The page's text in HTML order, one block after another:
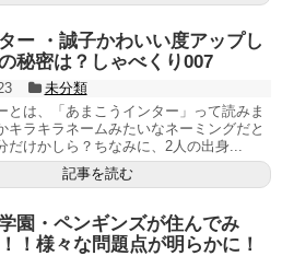
ー ・誠子かわいい度アップし
秘密は？しゃべくり007
未分類
とは、「あまこうインター」って読みま
キラキラネームみたいなネーミングだと
だけかしら？ちなみに、2人の出身...
記事を読む
園・ペンギンズが住んでみ
！様々な問題点が明らかに！